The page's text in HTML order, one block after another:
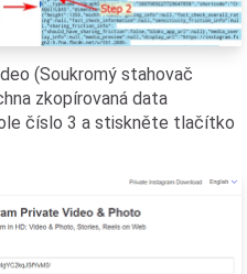
(Soukromý stahovač
zkopírovaná data
číslo 3 a stiskněte tlačítko